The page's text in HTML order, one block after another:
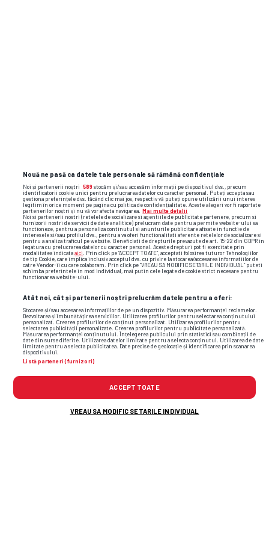
Nouă ne pasă ca datele tale personale să rămână confidențiale
Noi și partenerii noștri 589 stocăm și/sau accesăm informații pe dispozitivul dvs., precum
identificatorii cookie unici pentru prelucrarea datelor cu caracter personal. Puteți accepta sau
gestiona preferințele dvs. făcând clic mai jos, respectiv vă puteți opune utilizării unui interes
legitim în orice moment pe pagina cu politica de confidențialitate. Aceste alegeri vor fi raportate
partenerilor noștri și nu vă vor afecta navigarea. Mai multe detalii
Noi si partenerii nostri (retelele de socializare si agentiile de publicitate partenere, precum si
furnizorii nostri de servicii de date analitice) prelucram date pentru a permite website-ului sa
functioneze, pentru a personaliza continutul si anunturile publicitare afisate in functie de
interesele si/sau profilul dvs., pentru a va oferi functionalitati aferente retelelor de socializare si
pentru a analiza traficul pe website. Beneficiati de drepturile prevazute de art. 15-22 din GDPR in
legatura cu prelucrarea datelor cu caracter personal. Aceste drepturi pot fi exercitate prin
modalitatea indicataaici
. Prin click pe “ACCEPT TOATE”, acceptati folosirea tuturor Tehnologiilor
de tip Cookie, care implica inclusiv acceptul dvs. cu privire la stocarea/accesarea informatiilor de
catre Vendor-ii cu care colaboram. Prin click pe “VREAU SA MODIFIC SETARILE INDIVIDUAL” puteti
schimba preferintele in mod individual, mai putin cele legate de cookie strict necesare pentru
functionarea website-ului.
Atât noi, cât și partenerii noștri prelucrăm datele pentru a oferi:
Stocarea și/sau accesarea informațiilor de pe un dispozitiv. Măsurarea performanței reclamelor.
Dezvoltarea și îmbunătățirea serviciilor. Utilizarea profilurilor pentru selectarea conținutului
personalizat. Crearea profilurilor de conținut personalizat. Utilizarea profilurilor pentru
selectarea publicității personalizate. Crearea profilurilor pentru publicitate personalizată.
Măsurarea performanței conținutului. Înțelegerea publicului prin statistici sau combinații de
date din surse diferite. Utilizarea datelor limitate pentru a selecta conținutul. Utilizarea de date
limitate pentru a selecta publicitatea. Date precise de geolocație și identificarea prin scanarea
dispozitivului.
Listă parteneri (furnizori)
ACCEPT TOATE
VREAU SA MODIFIC SETARILE INDIVIDUAL